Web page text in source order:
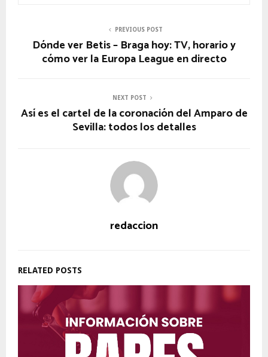
PREVIOUS POST
Dónde ver Betis – Braga hoy: TV, horario y
cómo ver la Europa League en directo
NEXT POST
Así es el cartel de la coronación del Amparo de
Sevilla: todos los detalles
redaccion
RELATED POSTS